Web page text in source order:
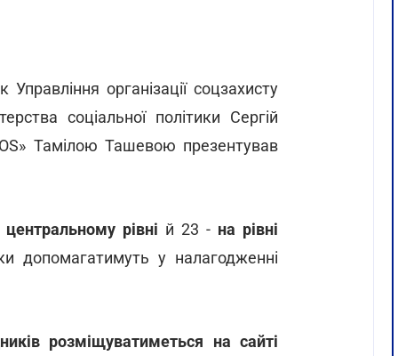
організації соцзахисту
соціальної політики Сергій
Тамілою Ташевою презентував
центральному рівні й 23 - на рівні
допомагатимуть у налагодженні
розміщуватиметься на сайті